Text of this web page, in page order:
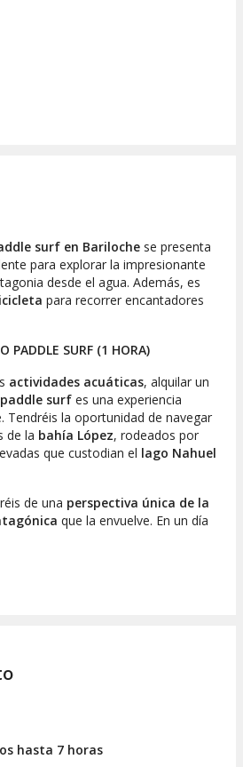
surf en Bariloche se presenta
para explorar la impresionante
desde el agua. Además, es
para recorrer encantadores
PADDLE SURF (1 HORA)
actividades acuáticas, alquilar un
surf es una experiencia
Tendréis la oportunidad de navegar
de la bahía López, rodeados por
que custodian el lago Nahuel
de una perspectiva única de la
que la envuelve. En un día
que invita a una profunda
maravillados ante los
se pueden ver los
olvidéis capturar esos momentos
hasta 7 horas